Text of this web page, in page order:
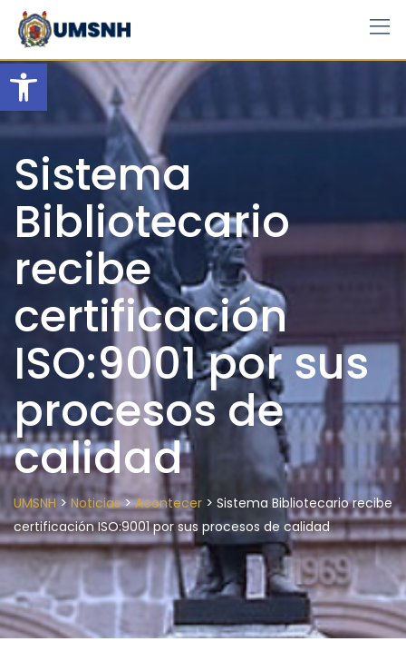
Open toolbar
Skip
content
Sistema
Bibliotecario
recibe
certificación
ISO:9001 por sus
procesos de
calidad
UMSNH > Noticias>Acontecer > Sistema Bibliotecario recibe
certificación ISO:9001 por sus procesos de calidad